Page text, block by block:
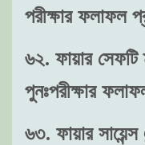
পরীক্ষার
৬২. ফায়ার
পুনঃপরীক্ষার
৬৩. ফায়ার